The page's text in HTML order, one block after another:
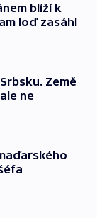
blíží k
loď zasáhl
Země
ne